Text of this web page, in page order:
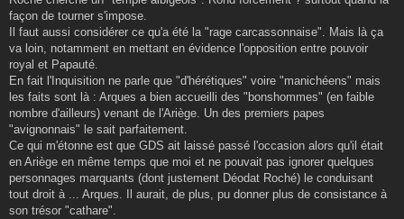
façon de tourner s'impose.
Il faut aussi considérer ce qu'a été la "rage carcassonnaise". Mais là ça
va loin, notamment en mettant en évidence l'opposition entre pouvoir
royal et Papauté.
En fait l'Inquisition ne parle que "d'hérétiques" voire "manichéens" mais
les faits sont là : Arques a bien accueilli des "bonshommes" (en faible
nombre d'ailleurs) venant de l'Ariège. Un des premiers papes
"avignonnais" le sait parfaitement.
Ce qui m'étonne est que GDS ait laissé passé l'occasion alors qu'il était
en Ariège en même temps que moi et ne pouvait pas ignorer quelques
personnages marquants (dont justement Déodat Roché) le conduisant
tout droit à ... Arques. Il aurait, de plus, pu donner plus de consistance à
son trésor "cathare".